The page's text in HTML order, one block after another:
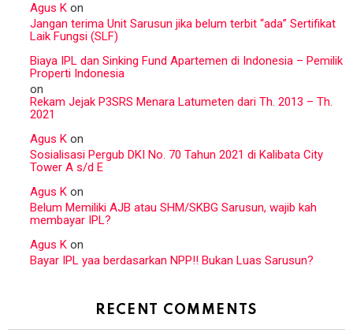
Agus K on
Jangan terima Unit Sarusun jika belum terbit “ada” Sertifikat
Laik Fungsi (SLF)
Biaya IPL dan Sinking Fund Apartemen di Indonesia – Pemilik
Properti Indonesia
on
Rekam Jejak P3SRS Menara Latumeten dari Th. 2013 – Th.
2021
Agus K on
Sosialisasi Pergub DKI No. 70 Tahun 2021 di Kalibata City
Tower A s/d E
Agus K on
Belum Memiliki AJB atau SHM/SKBG Sarusun, wajib kah
membayar IPL?
Agus K on
Bayar IPL yaa berdasarkan NPP!! Bukan Luas Sarusun?
RECENT COMMENTS